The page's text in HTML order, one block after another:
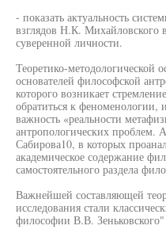
- показать актуальность
взглядов Н.К. Михайловского
суверенной личности.
Теоретико-методологической
основателей философской
которого возникает
обратиться к
важность «реальности
антропологических
Сабирова10, в которых
академическое содержание
самостоятельного раздела
Важнейшей составляющей
исследования стали
философии В.В.